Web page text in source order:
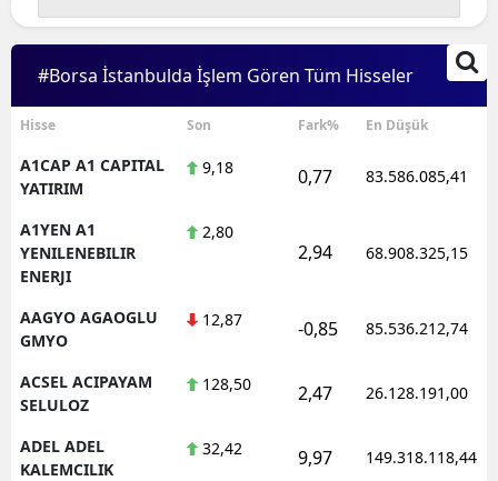
#Borsa İstanbulda İşlem Gören Tüm Hisseler
Hisse Son Fark% En Düşük
A1CAP A1 CAPITAL
YATIRIM
9,18 0,77 83.586.085,41
A1YEN A1
YENILENEBILIR
ENERJI
2,80
2,94 68.908.325,15
AAGYO AGAOGLU
GMYO
12,87 -0,85 85.536.212,74
ACSEL ACIPAYAM
SELULOZ
128,50 2,47 26.128.191,00
ADEL ADEL
KALEMCILIK
32,42 9,97 149.318.118,44